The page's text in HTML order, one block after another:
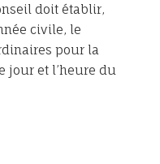
doit établir,
civile, le
pour la
jour et l’heure du